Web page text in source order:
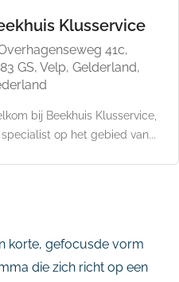
Klusservice
41c,
GS, Velp, Gelderland,
bij Beekhuis Klusservice,
op het gebied van...
korte, gefocusde vorm
die zich richt op een